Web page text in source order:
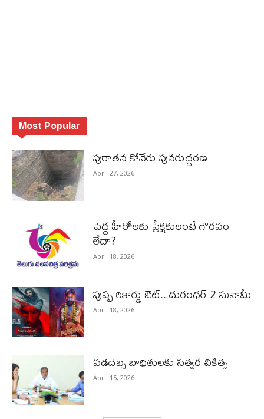
Most Popular
పురాత‌న కోనేరు పున‌రుద్ధ‌ర‌ణ
April 27, 2026
పెద్ద హీరోల‌కు ప్రేక్ష‌కులంటే గౌర‌వం
లేదా?
April 18, 2026
పుష్ప రికార్డు ఔట్‌.. దురంధ‌ర్ 2 సునామీ
April 18, 2026
వడదెబ్బ బాధితులకు సత్వర చికిత్స
April 15, 2026